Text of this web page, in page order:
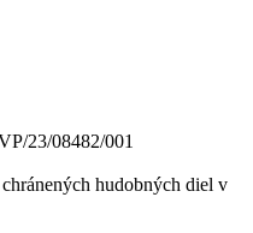
23/08482/001
hudobných diel v